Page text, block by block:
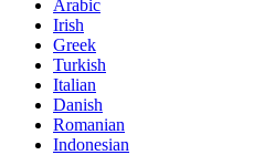
Arabic
Irish
Greek
Turkish
Italian
Danish
Romanian
Indonesian